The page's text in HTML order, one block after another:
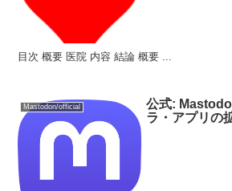
目次 概要 医院 内容 結論 概要 ...
Mastodon/official
公式:
ラ・アプリの